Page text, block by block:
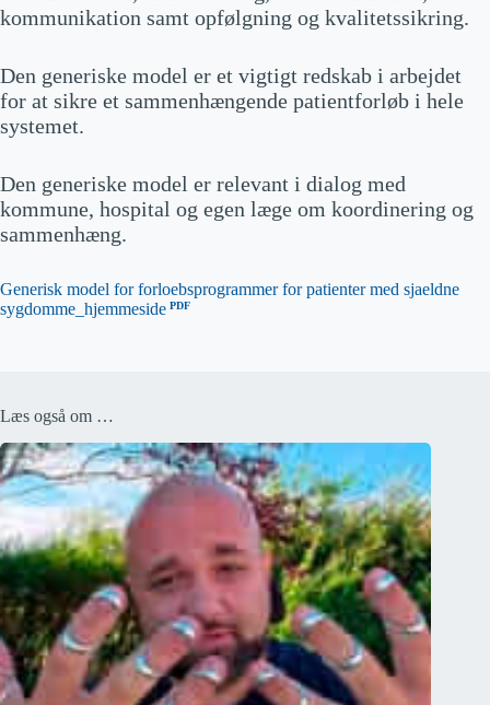
Hyppigere associerede tilsta
nde
ogiske
symptomer (fx hovedpine, m
psykiske lidelser (angst,
depression);
udviklingsforstyrrelser
anæstetika
kommunikation samt opfølgning og kvalitetssikring.
Den generiske model er et vigtigt redskab i arbejdet
for at sikre et sammenhængende patientforløb i hele
systemet.
Den generiske model er relevant i dialog med
kommune, hospital og egen læge om koordinering og
sammenhæng.
Generisk model for forloebsprogrammer for patienter med sjaeldne
sygdomme_hjemmeside
Læs også om …